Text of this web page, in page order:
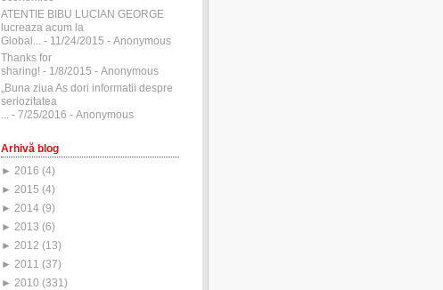
ATENTIE BIBU LUCIAN GEORGE
lucreaza acum la
Global... - 11/24/2015 - Anonymous
Thanks for
sharing! - 1/8/2015 - Anonymous
„Buna ziua As dori informatii despre
seriozitatea
... - 7/25/2016 - Anonymous
Arhivă blog
► 2016 (4)
► 2015 (4)
► 2014 (9)
► 2013 (6)
► 2012 (13)
► 2011 (37)
► 2010 (331 )